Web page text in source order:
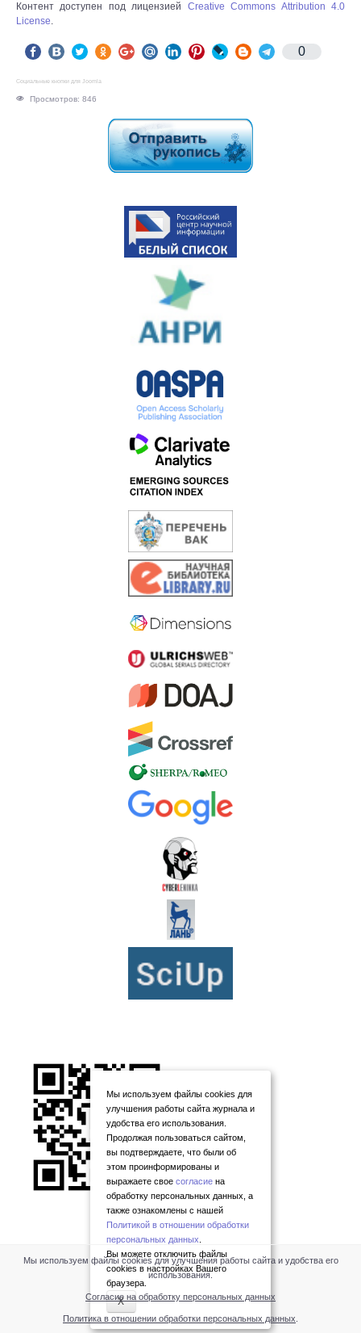
Контент доступен под лицензией Creative Commons Attribution 4.0
License.
0
Социальные кнопки для Joomla
Просмотров: 846
Мы используем файлы cookies для
улучшения работы сайта журнала и
удобства его использования.
Продолжая пользоваться сайтом,
вы подтверждаете, что были об
этом проинформированы и
выражаете свое согласие на
обработку персональных данных, а
также ознакомлены с нашей
Политикой в отношении обработки
персональных данных
Вы можете отключить файлы
cookies в настройках Вашего
браузера.
X
Мы используем файлы cookies для улучшения работы сайта и удобства его
использования.
Согласие на обработку персональных данных
Политика в отношении обработки персональных данных